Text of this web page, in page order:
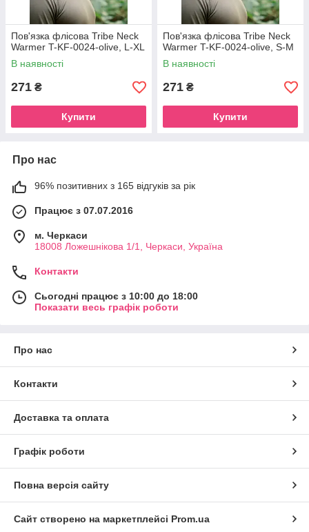
Пов'язка флісова Tribe Neck
Warmer T-KF-0024-olive, L-XL
В наявності
271 ₴
Купити
Пов'язка флісова Tribe Neck
Warmer T-KF-0024-olive, S-M
В наявності
271 ₴
Купити
Про нас
96% позитивних з 165 відгуків за рік
Працює з 07.07.2016
м. Черкаси
18008 Ложешнікова 1/1, Черкаси, Україна
Контакти
Сьогодні працює з 10:00 до 18:00
Показати весь графік роботи
Про нас
Контакти
Доставка та оплата
Графік роботи
Повна версія сайту
Сайт створено на маркетплейсі Prom.ua